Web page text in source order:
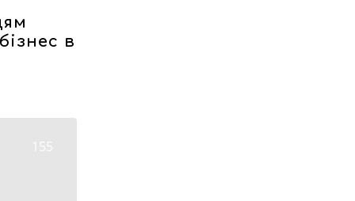
в
155